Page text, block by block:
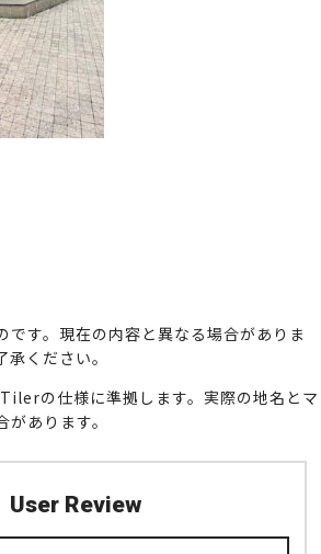
です。現在の内容と異なる場合がありま
ください。
の仕様に準拠します。実際の地名とマ
あります。
User Review